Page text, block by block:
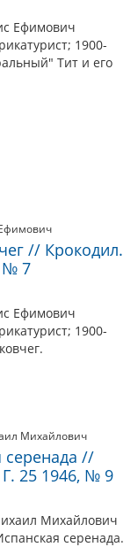
Ефимович
1900-
Тит и его
// Крокодил.
№ 7
Ефимович
1900-
Михайлович
серенада //
25 1946, № 9
Михайлович
серенада.